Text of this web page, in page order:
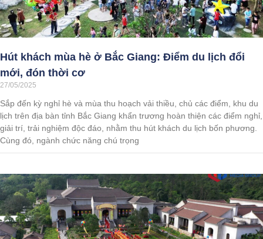
Hút khách mùa hè ở Bắc Giang: Điểm du lịch đổi
mới, đón thời cơ
27/05/2025
Sắp đến kỳ nghỉ hè và mùa thu hoạch vải thiều, chủ các điểm, khu du
lịch trên địa bàn tỉnh Bắc Giang khẩn trương hoàn thiện các điểm nghỉ,
giải trí, trải nghiệm độc đáo, nhằm thu hút khách du lịch bốn phương.
Cùng đó, ngành chức năng chú trọng